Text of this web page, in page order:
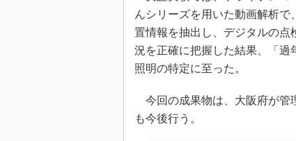
んシリーズを用いた動画解析で
置情報を抽出し、デジタルの点
況を正確に把握した結果、「過
照明の特定に至った。
今回の成果物は、大阪府が管
も今後行う。